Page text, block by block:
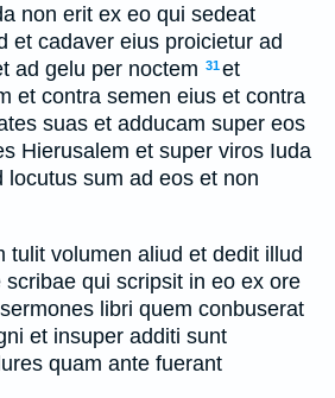
non erit ex eo qui sedeat
et cadaver eius proicietur ad
ad gelu per noctem 31et
et contra semen eius et contra
suas et adducam super eos
Hierusalem et super viros Iuda
locutus sum ad eos et non
tulit volumen aliud et dedit illud
qui scripsit in eo ex ore
libri quem conbuserat
et insuper additi sunt
quam ante fuerant